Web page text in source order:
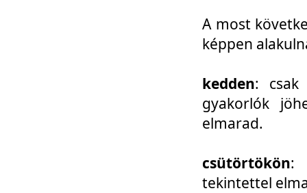
A most
képpen
kedden: csak
gyakorlók
elmarad.
csütörtökön:
tekintettel